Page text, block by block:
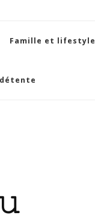
Famille et lifestyle